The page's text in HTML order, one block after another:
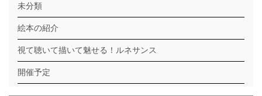
未分類
絵本の紹介
視て聴いて描いて魅せる！ルネサンス
開催予定